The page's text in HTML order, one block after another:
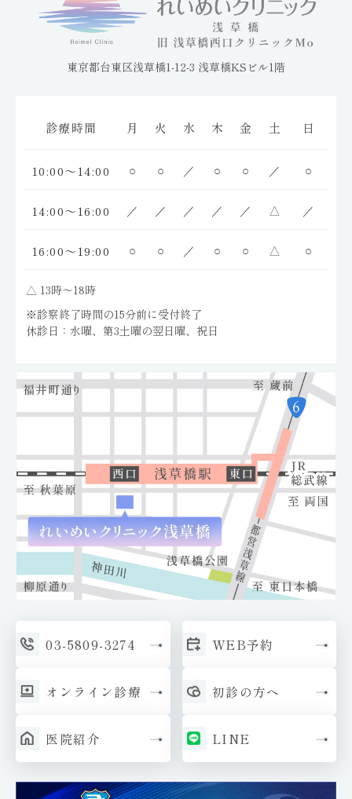
東京都台東区浅草橋1-12-3 浅草橋KSビル1階
診療時間 月 火 水 木 金 土 日
10:00～14:00 ○ ○ ／ ○ ○ ／ ○
14:00～16:00 ／ ／ ／ ／ ／ △ ／
16:00～19:00 ○ ○ ／ ○ ○ △ ○
※診察終了時間の15分前に受付終了
休診日：水曜、第3土曜の翌日曜、祝日
△ 13時〜18時
03-5809-3274 WEB予約
オン ライン診療 初診の方へ
医院紹介 LINE